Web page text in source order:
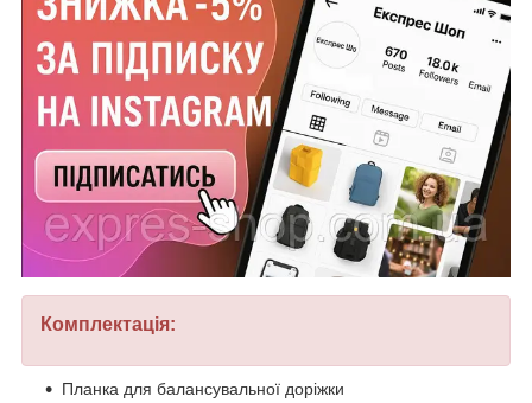
Комплектація:
Планка для балансувальної доріжки